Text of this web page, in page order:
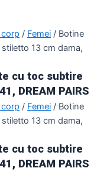
/ Femei / Botine
13 cm dama,
cu toc subtire
DREAM PAIRS
/ Femei / Botine
13 cm dama,
cu toc subtire
DREAM PAIRS